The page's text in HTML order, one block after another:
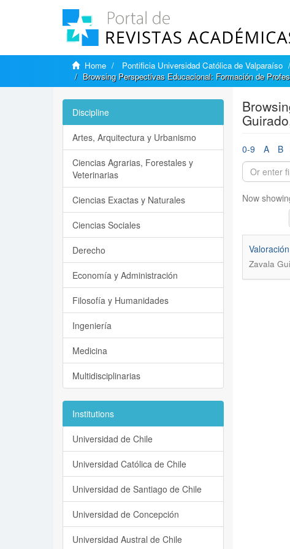
Home Pontificia Universidad Católica de Valparaíso
Browsing Perspectivas Educacional: Formación de
0-9 A B
Now
Zavala
Discipline
Artes, Arquitectura y Urbanismo
Ciencias Agrarias, Forestales y
Veterinarias
Ciencias Exactas y Naturales
Ciencias Sociales
Derecho
Economía y Administración
Filosofía y Humanidades
Ingeniería
Medicina
Multidisciplinarias
Institutions
Universidad de Chile
Universidad Católica de Chile
Universidad de Santiago de Chile
Universidad de Concepción
Universidad Austral de Chile